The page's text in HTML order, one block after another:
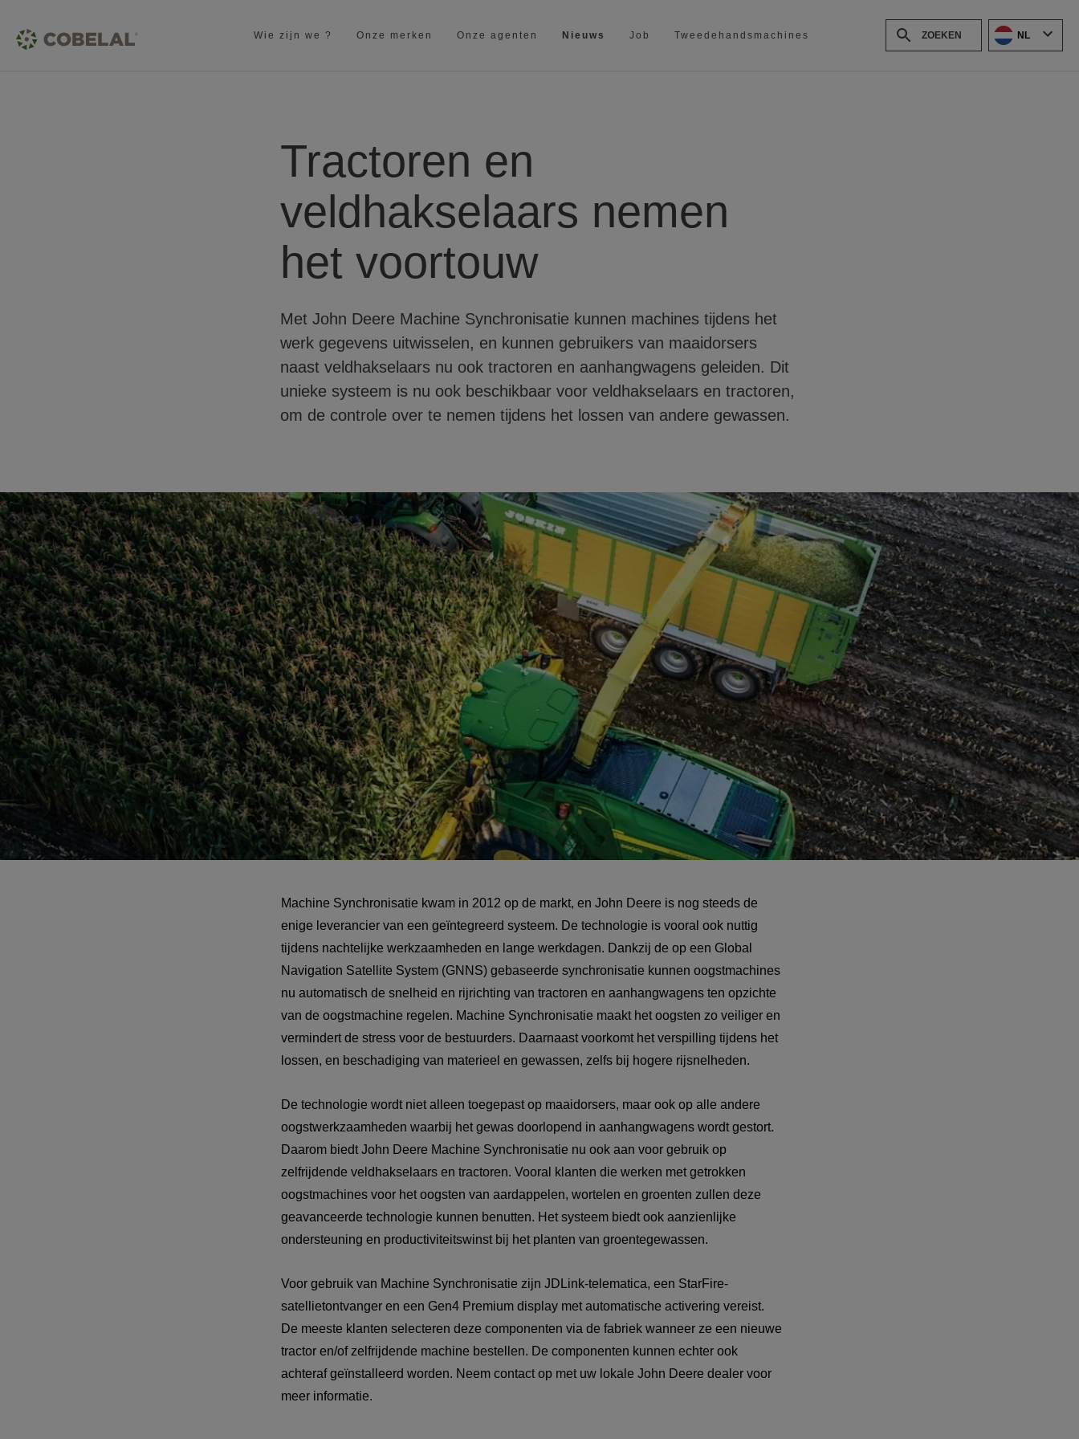
Wie zijn we ? Onze merken Onze agenten Nieuws Job Tweedehandsmachines NL
Tractoren en
veldhakselaars nemen
het voortouw
Met John Deere Machine Synchronisatie kunnen machines tijdens het
werk gegevens uitwisselen, en kunnen gebruikers van maaidorsers
naast veldhakselaars nu ook tractoren en aanhangwagens geleiden. Dit
unieke systeem is nu ook beschikbaar voor veldhakselaars en tractoren,
om de controle over te nemen tijdens het lossen van andere gewassen.
Machine Synchronisatie kwam in 2012 op de markt, en John Deere is nog steeds de
enige leverancier van een geïntegreerd systeem. De technologie is vooral ook nuttig
tijdens nachtelijke werkzaamheden en lange werkdagen. Dankzij de op een Global
Navigation Satellite System (GNNS) gebaseerde synchronisatie kunnen oogstmachines
nu automatisch de snelheid en rijrichting van tractoren en aanhangwagens ten opzichte
van de oogstmachine regelen. Machine Synchronisatie maakt het oogsten zo veiliger en
vermindert de stress voor de bestuurders. Daarnaast voorkomt het verspilling tijdens het
lossen, en beschadiging van materieel en gewassen, zelfs bij hogere rijsnelheden.
De technologie wordt niet alleen toegepast op maaidorsers, maar ook op alle andere
oogstwerkzaamheden waarbij het gewas doorlopend in aanhangwagens wordt gestort.
Daarom biedt John Deere Machine Synchronisatie nu ook aan voor gebruik op
zelfrijdende veldhakselaars en tractoren. Vooral klanten die werken met getrokken
oogstmachines voor het oogsten van aardappelen, wortelen en groenten zullen deze
geavanceerde technologie kunnen benutten. Het systeem biedt ook aanzienlijke
ondersteuning en productiviteitswinst bij het planten van groentegewassen.
Voor gebruik van Machine Synchronisatie zijn JDLink-telematica, een StarFire-
satellietontvanger en een Gen4 Premium display met automatische activering vereist.
De meeste klanten selecteren deze componenten via de fabriek wanneer ze een nieuwe
tractor en/of zelfrijdende machine bestellen. De componenten kunnen echter ook
achteraf geïnstalleerd worden. Neem contact op met uw lokale John Deere dealer voor
meer informatie.